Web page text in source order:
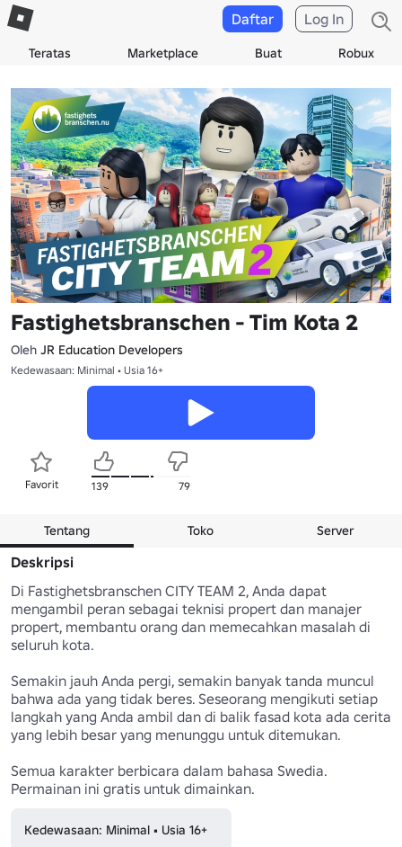
Teratas Marketplace Buat Robux
Daftar Log In
Fastighetsbranschen - Tim Kota 2
Oleh JR Education Developers
Kedewasaan: Minimal • Usia 16+
Favorit 139 79
Tentang Toko Server
Deskripsi
Di Fastighetsbranschen CITY TEAM 2, Anda dapat
mengambil peran sebagai teknisi propert dan manajer
propert, membantu orang dan memecahkan masalah di
seluruh kota.
Semakin jauh Anda pergi, semakin banyak tanda muncul
bahwa ada yang tidak beres. Seseorang mengikuti setiap
langkah yang Anda ambil dan di balik fasad kota ada cerita
yang lebih besar yang menunggu untuk ditemukan.
Semua karakter berbicara dalam bahasa Swedia.
Permainan ini gratis untuk dimainkan.
Kedewasaan: Minimal • Usia 16+